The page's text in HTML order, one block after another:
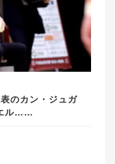
のカン・ジュガ
ル……